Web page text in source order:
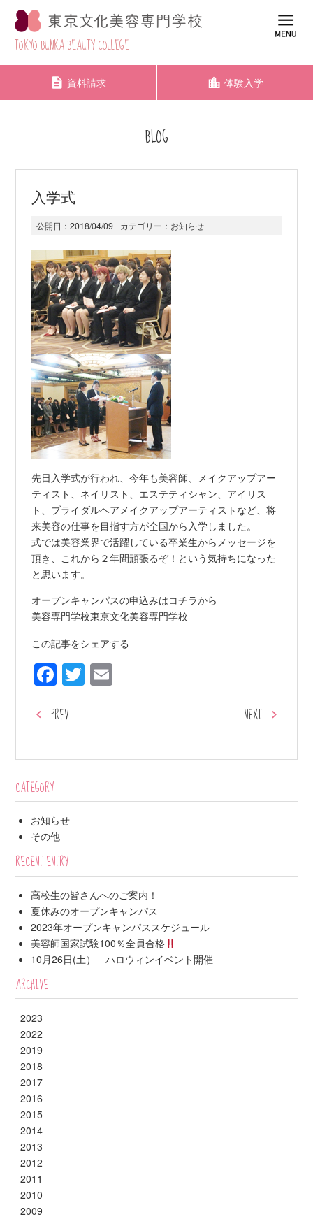
TOKYO BUNKA BEAUTY COLLEGE
資料請求 体験入学
BLOG
入学式
公開日： 2018/04/09 カテゴリー： お知らせ
先日入学式が行われ、今年も美容師、メイクアップアー
ティスト、ネイリスト、エステティシャン、アイリス
ト、ブライダルヘアメイクアップアーティストなど、将
来美容の仕事を目指す方が全国から入学しました。
式では美容業界で活躍している卒業生からメッセージを
頂き、これから２年間頑張るぞ！という気持ちになった
と思います。
オープンキャンパスの申込みはコチラから
美容専門学校東京文化美容専門学校
この記事をシェアする
Facebook
Twitter
Email
PREV NEXT
CATEGORY
お知らせ
その他
RECENT ENTRY
高校生の皆さんへのご案内！
夏休みのオープンキャンパス
2023年オープンキャンパススケジュール
美容師国家試験100％全員合格
10月26日(土） ハロウィンイベント開催
ARCHIVE
2023
2022
2019
2018
2017
2016
2015
2014
2013
2012
2011
2010
2009